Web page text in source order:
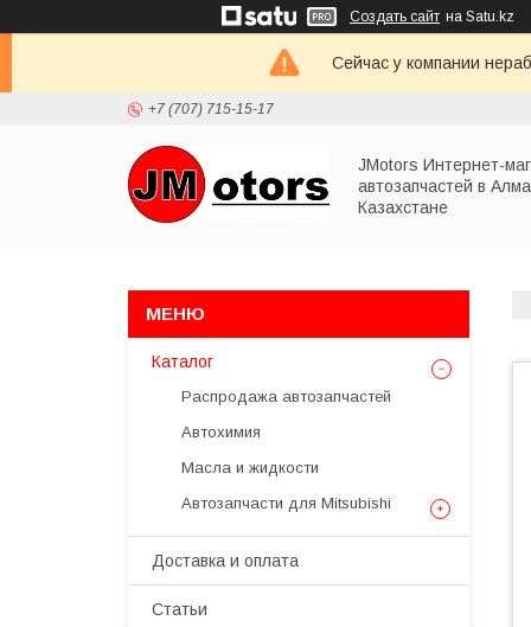
Создать сайт на Satu.kz
Сейчас у компании
+7 (707) 715-15-17
JMotors Интернет-
автозапчастей в
Казахстане
Каталог
Распродажа автозапчастей
Автохимия
Масла и жидкости
Автозапчасти для Mitsubishi
Доставка и оплата
Статьи